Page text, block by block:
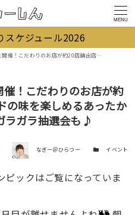
MENU
スケジュール2026
出店！沖縄やインドの味を楽しめるあったかフードや、ハズレなしのガラガラ抽選会も♪
！こだわりのお店が約
の味を楽しめるあったか
ラガラ抽選会も♪
著者 なぎー＠ひらつー カテゴリー
イベント
ピックはご覧になっていま